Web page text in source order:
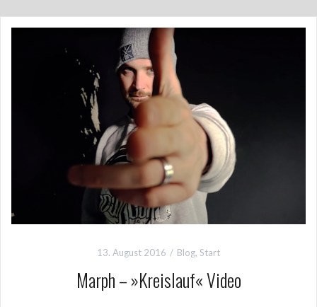
13. August 2016 Blog, Start
Marph – »Kreislauf« Video